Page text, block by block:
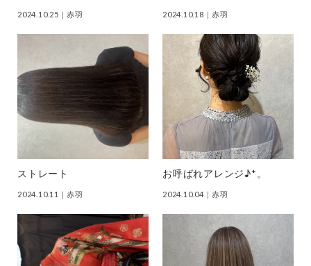
2024.10.25 ｜赤羽 2024.10.18 ｜赤羽
ストレート
2024.10.11 ｜赤羽
お呼ばれアレンジ♪*。
2024.10.04 ｜赤羽